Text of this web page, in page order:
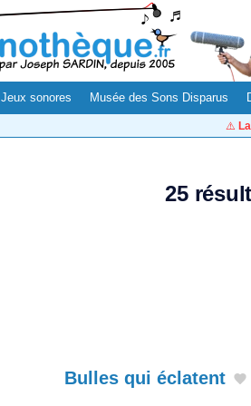
Jeux sonores Musée des Sons Disparus
⚠️
25
Bulles qui éclatent